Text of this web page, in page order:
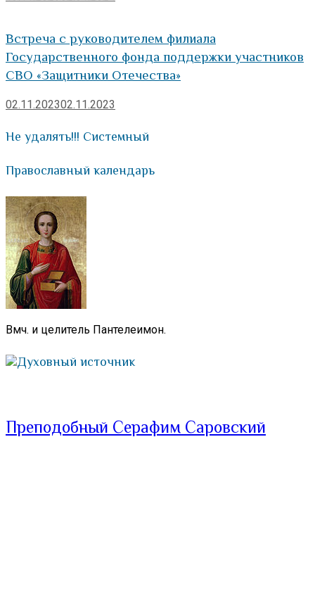
Встреча с руководителем филиала
Государственного фонда поддержки участников
СВО «Защитники Отечества»
02.11.202302.11.2023
Не удалять!!! Системный
Православный календарь
Вмч. и целитель Пантелеимон.
Духовный источник
Преподобный Серафим Саровский